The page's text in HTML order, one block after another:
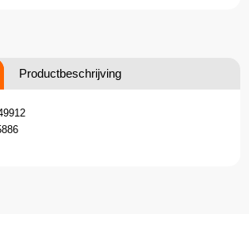
Productbeschrijving